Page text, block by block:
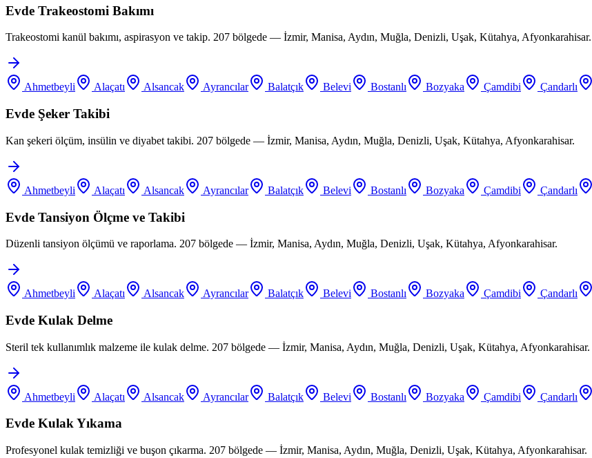
Evde Trakeostomi Bakımı
Trakeostomi kanül bakımı, aspirasyon ve takip. 207 bölgede — İzmir, Manisa, Aydın, Muğla, Denizli, Uşak, Kütahya, Afyonkarahisar.
Ahmetbeyli Alaçatı Alsancak Ayrancılar Balatçık Belevi Bostanlı Bozyaka Çamdibi Çandarlı
Evde Şeker Takibi
Kan şekeri ölçüm, insülin ve diyabet takibi. 207 bölgede — İzmir, Manisa, Aydın, Muğla, Denizli, Uşak, Kütahya, Afyonkarahisar.
Ahmetbeyli Alaçatı Alsancak Ayrancılar Balatçık Belevi Bostanlı Bozyaka Çamdibi Çandarlı
Evde Tansiyon Ölçme ve Takibi
Düzenli tansiyon ölçümü ve raporlama. 207 bölgede — İzmir, Manisa, Aydın, Muğla, Denizli, Uşak, Kütahya, Afyonkarahisar.
Ahmetbeyli Alaçatı Alsancak Ayrancılar Balatçık Belevi Bostanlı Bozyaka Çamdibi Çandarlı
Evde Kulak Delme
Steril tek kullanımlık malzeme ile kulak delme. 207 bölgede — İzmir, Manisa, Aydın, Muğla, Denizli, Uşak, Kütahya, Afyonkarahisar.
Ahmetbeyli Alaçatı Alsancak Ayrancılar Balatçık Belevi Bostanlı Bozyaka Çamdibi Çandarlı
Evde Kulak Yıkama
Profesyonel kulak temizliği ve buşon çıkarma. 207 bölgede — İzmir, Manisa, Aydın, Muğla, Denizli, Uşak, Kütahya, Afyonkarahisar.